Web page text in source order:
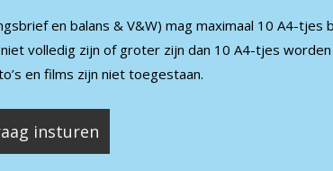
en balans & V&W) mag maximaal 10 A4-
volledig zijn of groter zijn dan 10 A4-tjes
en films zijn niet toegestaan.